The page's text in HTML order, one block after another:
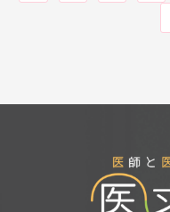
施設ほぼ
【訪問
※詳細は